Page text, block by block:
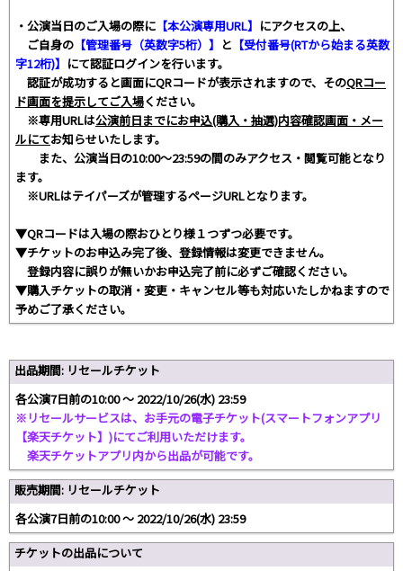
・公演当日のご入場の際に 【本公演専用URL】 にアクセスの上、
ご自身の 【管理番号（英数字5桁）】 と 【受付番号(RTから始まる英数
字12桁)】 にて認証ログインを行います。
認証が成功すると画面にQRコードが表示されますので、そのQRコー
ド画面を提示してご入場ください。
※専用URLは公演前日までにお申込(購入・抽選)内容確認画面・メー
ルにてお知らせいたします。
また、公演当日の10:00～23:59の間のみアクセス・閲覧可能となり
ます。
※URLはテイパーズが管理するページURLとなります。
▼QRコードは入場の際おひとり様１つずつ必要です。
▼チケットのお申込み完了後、登録情報は変更できません。
登録内容に誤りが無いかお申込完了前に必ずご確認ください。
▼購入チケットの取消・変更・キャンセル等も対応いたしかねますので
予めご了承ください。
出品期間: リセールチケット
各公演7日前の10:00 ～ 2022/10/26(水) 23:59
※リセールサービスは、お手元の電子チケット(スマートフォンアプリ
【楽天チケット】)にてご利用いただけます。
楽天チケットアプリ内から出品が可能です。
販売期間: リセールチケット
各公演7日前の10:00 〜 2022/10/26(水) 23:59
チケットの出品について